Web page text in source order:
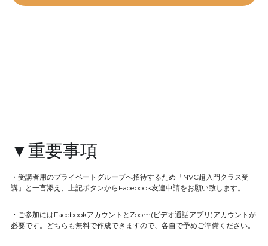
▼重要事項
・受講者用のプライベートグループへ招待するため「NVC超入門クラス受
講」と一言添え、上記ボタンからFacebook友達申請をお願い致します。
・ご参加にはFacebookアカウントとZoom(ビデオ通話アプリ)アカウントが
必要です。どちらも無料で作成できますので、各自で予めご準備ください。